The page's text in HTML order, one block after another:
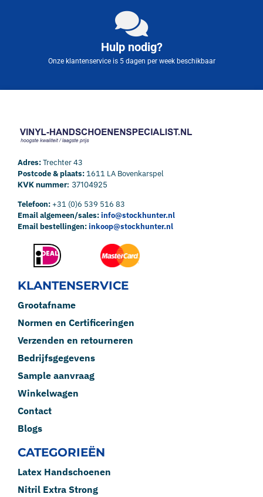
Hulp nodig?
Onze klantenservice is 5 dagen per week beschikbaar
Adres:Trechter 43
Postcode & plaats: 1611 LA Bovenkarspel
KVK nummer: 37104925
Telefoon:+31 (0)6 539 516 83
Email algemeen/sales:info@stockhunter.nl
Email bestellingen:inkoop@stockhunter.nl
KLANTENSERVICE
Grootafname
Normen en Certificeringen
Verzenden en retourneren
Bedrijfsgegevens
Sample aanvraag
Winkelwagen
Contact
Blogs
CATEGORIEËN
Latex Handschoenen
Nitril Extra Strong